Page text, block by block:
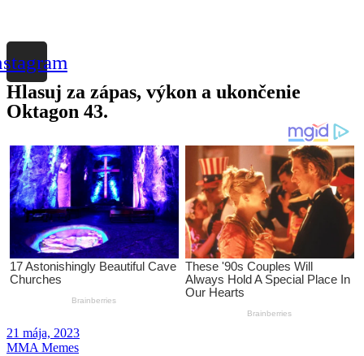
Hlasuj za zápas, výkon a ukončenie
Oktagon 43.
21 mája, 2023
MMA Memes